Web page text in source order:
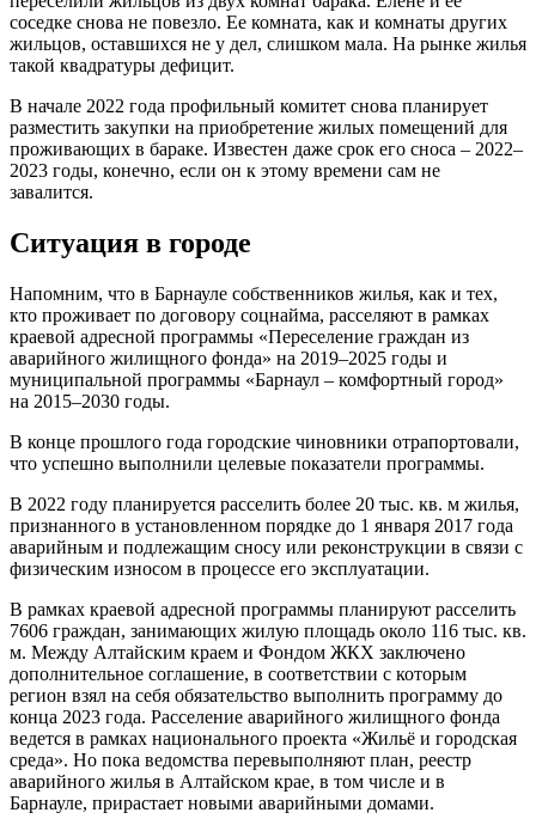
соседке снова не повезло. Ее комната, как и комнаты других
жильцов, оставшихся не у дел, слишком мала. На рынке жилья
такой квадратуры дефицит.
В начале 2022 года профильный комитет снова планирует
разместить закупки на приобретение жилых помещений для
проживающих в бараке. Известен даже срок его сноса – 2022–
2023 годы, конечно, если он к этому времени сам не
завалится.
Ситуация в городе
Напомним, что в Барнауле собственников жилья, как и тех,
кто проживает по договору соцнайма, расселяют в рамках
краевой адресной программы «Переселение граждан из
аварийного жилищного фонда» на 2019–2025 годы и
муниципальной программы «Барнаул – комфортный город»
на 2015–2030 годы.
В конце прошлого года городские чиновники отрапортовали,
что успешно выполнили целевые показатели программы.
В 2022 году планируется расселить более 20 тыс. кв. м жилья,
признанного в установленном порядке до 1 января 2017 года
аварийным и подлежащим сносу или реконструкции в связи с
физическим износом в процессе его эксплуатации.
В рамках краевой адресной программы планируют расселить
7606 граждан, занимающих жилую площадь около 116 тыс. кв.
м. Между Алтайским краем и Фондом ЖКХ заключено
дополнительное соглашение, в соответствии с которым
регион взял на себя обязательство выполнить программу до
конца 2023 года. Расселение аварийного жилищного фонда
ведется в рамках национального проекта «Жильё и городская
среда». Но пока ведомства перевыполняют план, реестр
аварийного жилья в Алтайском крае, в том числе и в
Барнауле, прирастает новыми аварийными домами.